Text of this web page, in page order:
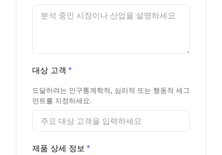
대상 고객 *
도달하려는 인구통계학적, 심리적 또는 행동적 세그
먼트를 지정하세요.
제품 상세 정보 *